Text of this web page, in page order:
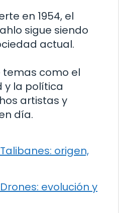
en 1954, el
sigue siendo
actual.
temas como el
y la política
artistas y
día.
origen,
evolución y